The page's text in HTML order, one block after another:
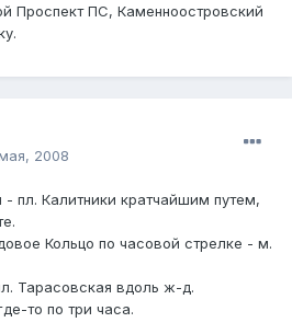
Проспект ПС, Каменноостровский
2008
пл. Калитники кратчайшим путем,
Кольцо по часовой стрелке - м.
Тарасовская вдоль ж-д.
то по три часа.